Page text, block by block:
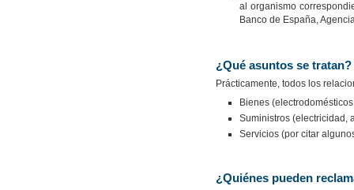
al organismo
Banco de España,
¿Qué asuntos se tratan?
Prácticamente, todos los
Bienes
Suministros (electricidad,
Servicios (por citar
¿Quiénes pueden